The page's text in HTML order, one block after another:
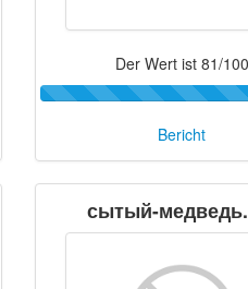
Der Wert ist 81/100
Bericht
сытый-